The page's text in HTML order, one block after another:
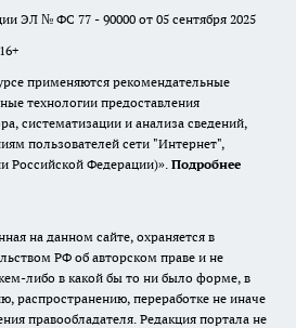
ЭЛ № ФС 77 - 90000 от 05 сентября 2025
применяются рекомендательные
технологии предоставления
систематизации и анализа сведений,
пользователей сети "Интернет",
Российской Федерации)». Подробнее
на данном сайте, охраняется в
РФ об авторском праве и не
либо в какой бы то ни было форме, в
распространению, переработке не иначе
правообладателя. Редакция портала не